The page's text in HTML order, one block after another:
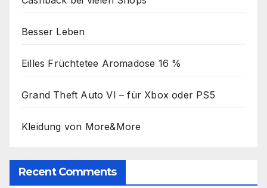
Besser Leben
Eilles Früchtetee Aromadose 16 %
Grand Theft Auto VI – für Xbox oder PS5
Kleidung von More&More
Recent Comments